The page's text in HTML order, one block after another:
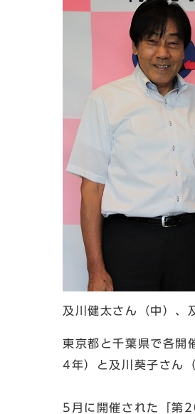
及川健太さん（中）、
東京都と千葉県で各開
4年）と及川葵子さん
5月に開催された「第